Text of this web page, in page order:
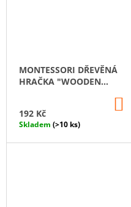
MONTESSORI DŘEVĚNÁ
HRAČKA "WOODEN
192 Kč
Skladem (>10 ks)